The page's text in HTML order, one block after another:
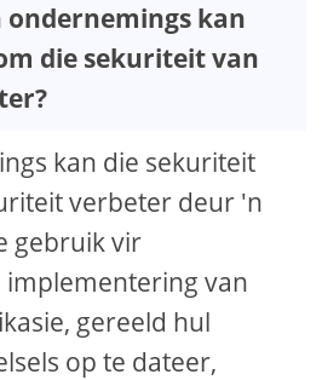
ondernemings kan
die sekuriteit van
kan die sekuriteit
verbeter deur 'n
gebruik vir
van
gereeld hul
op te dateer,